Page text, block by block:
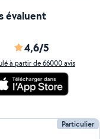
évaluent
4,6/5
à partir de 66000 avis
Particulier